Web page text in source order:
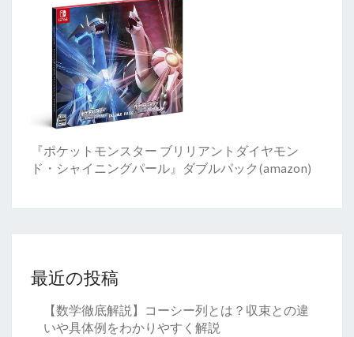
『ポケットモンスター ブリリアントダイヤモン
ド・シャイニングパール』ダブルパック(amazon)
最近の投稿
【数学徹底解説】コーシー列とは？収束との違
いや具体例をわかりやすく解説